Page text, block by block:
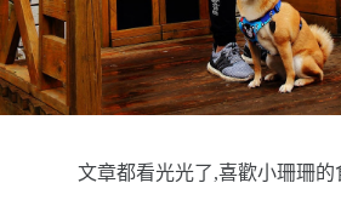
文章都看光光了,喜歡小珊珊的